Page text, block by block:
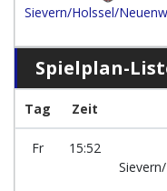
Sievern/Holssel/
Spielplan-
Tag Zeit
Fr 15:52